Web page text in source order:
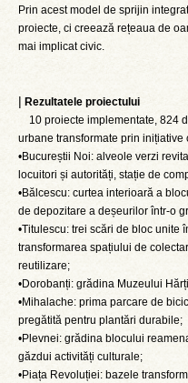
Prin acest model de sprijin
proiecte, ci creează rețeaua de
mai implicat civic.
| Rezultatele proiectului
10 proiecte implementate, 824
urbane transformate prin inițiative
•Bucureștii Noi: alveole verzi
locuitori și autorități, stație de
•Bălcescu: curtea interioară a
de depozitare a deșeurilor într-o
•Titulescu: trei scări de bloc unite
transformarea spațiului de
reutilizare;
•Dorobanți: grădina Muzeului
•Mihalache: prima parcare de
pregătită pentru plantări durabile;
•Plevnei: grădina blocului
găzdui activități culturale;
•Piața Revoluției: bazele